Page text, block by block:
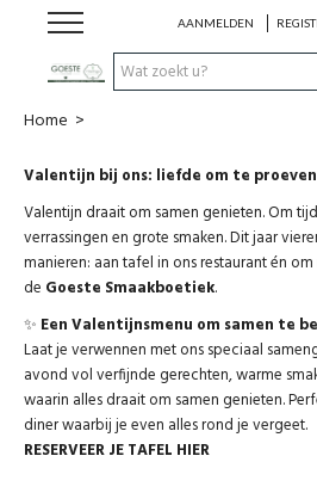
AANMELDEN
HOME
Huisgemaakt ijs
Streekwinkel
Cadeaubon
Home >
Valentijn bij ons: liefde om te
Valentijn draait om samen genieten. Om
verrassingen en grote smaken. Dit jaar
manieren: aan tafel in ons restaurant én
de Goeste Smaakboetiek.
✨ Een Valentijnsmenu om samen te
Laat je verwennen met ons speciaal
avond vol verfijnde gerechten, warme
waarin alles draait om samen genieten.
diner waarbij je even alles rond je vergeet.
RESERVEER JE TAFEL HIER